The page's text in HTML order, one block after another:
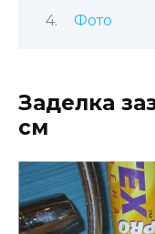
Фото
Заделка
см